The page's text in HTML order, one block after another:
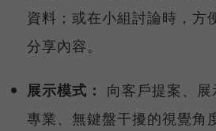
資料；或在小組討論時，方
分享內容。
展示模式：
向客戶提案、
專業、無鍵盤干擾的視覺角